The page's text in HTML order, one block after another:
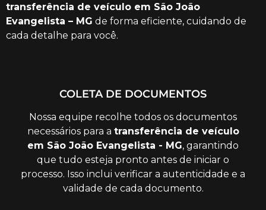
transferência de veículo em São João
Evangelista – MG de forma eficiente, cuidando de
cada detalhe para você.
COLETA DE DOCUMENTOS
Nossa equipe recolhe todos os documentos
necessários para a transferência de veículo
em São João Evangelista - MG, garantindo
que tudo esteja pronto antes de iniciar o
processo. Isso inclui verificar a autenticidade e a
validade de cada documento.